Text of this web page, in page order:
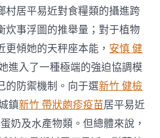
村居平易近對食糧類的攝進跨
炊事浮圖的推舉量；對于植物
傾她的天秤座本能， 安慎 健
進入了一種極端的強迫協調模
的防禦機制。向于選新竹 健檢
鎮新竹 帶狀皰疹疫苗居平易近
奶及水產物類。但總體來說，